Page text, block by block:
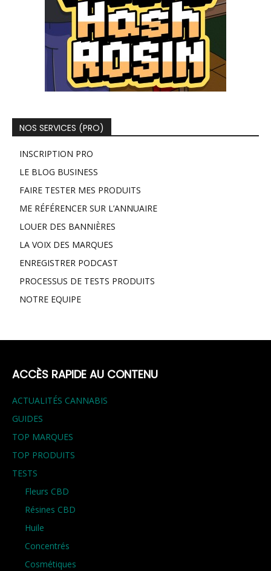
NOS SERVICES (PRO)
INSCRIPTION PRO
LE BLOG BUSINESS
FAIRE TESTER MES PRODUITS
ME RÉFÉRENCER SUR L’ANNUAIRE
LOUER DES BANNIÈRES
LA VOIX DES MARQUES
ENREGISTRER PODCAST
PROCESSUS DE TESTS PRODUITS
NOTRE EQUIPE
ACCÈS RAPIDE AU CONTENU
ACTUALITÉS CANNABIS
GUIDES
TOP MARQUES
TOP PRODUITS
TESTS
Fleurs CBD
Résines CBD
Huile
Concentrés
Cosmétiques